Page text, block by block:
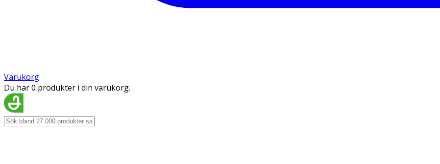
Varukorg
Du har 0 produkter i din varukorg.